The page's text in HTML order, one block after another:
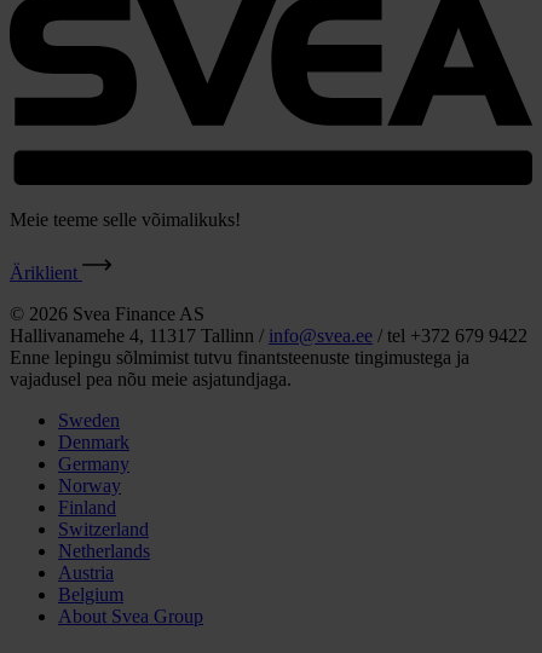
Meie teeme selle võimalikuks!
Äriklient
© 2026 Svea Finance AS
Hallivanamehe 4, 11317 Tallinn / info@svea.ee / tel +372 679 9422
Enne lepingu sõlmimist tutvu finantsteenuste tingimustega ja
vajadusel pea nõu meie asjatundjaga.
Sweden
Denmark
Germany
Norway
Finland
Switzerland
Netherlands
Austria
Belgium
About Svea Group